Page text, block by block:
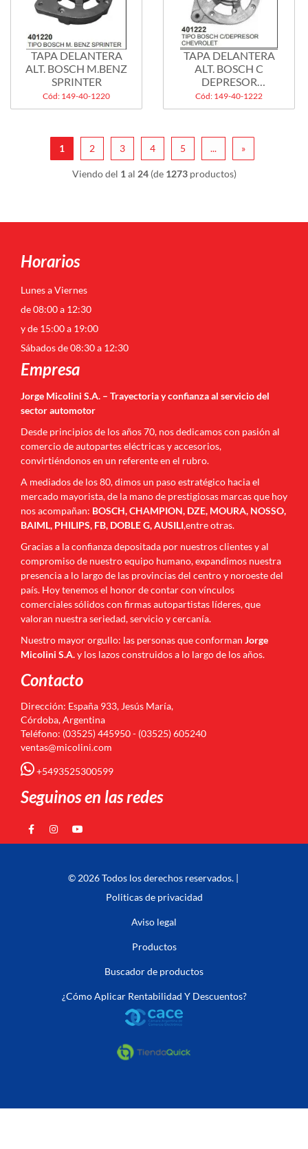
TAPA DELANTERA
ALT. BOSCH M.BENZ
SPRINTER
Cód: 149-40-1220
TAPA DELANTERA
ALT. BOSCH C
DEPRESOR
CHEVROLET
Cód: 149-40-1222
1 2 3 4 5 ... »
Viendo del 1 al 24(de 1273productos)
Horarios
Lunes a Viernes
de 08:00 a 12:30
y de 15:00 a 19:00
Sábados de 08:30 a 12:30
Empresa
Jorge Micolini S.A. – Trayectoria y confianza al servicio del
sector automotor
Desde principios de los años 70, nos dedicamos con pasión al
comercio de autopartes eléctricas y accesorios,
convirtiéndonos en un referente en el rubro.
A mediados de los 80, dimos un paso estratégico hacia el
mercado mayorista, de la mano de prestigiosas marcas que hoy
nos acompañan: BOSCH, CHAMPION, DZE, MOURA, NOSSO,
BAIML, PHILIPS, FB, DOBLE G, AUSILI,entre otras.
Gracias a la confianza depositada por nuestros clientes y al
compromiso de nuestro equipo humano, expandimos nuestra
presencia a lo largo de las provincias del centro y noroeste del
país. Hoy tenemos el honor de contar con vínculos
comerciales sólidos con firmas autopartistas líderes, que
valoran nuestra seriedad, servicio y cercanía.
Nuestro mayor orgullo: las personas que conforman Jorge
Micolini S.A.y los lazos construidos a lo largo de los años.
Contacto
Dirección: España 933, Jesús María,
Córdoba, Argentina
Teléfono: (03525) 445950 - (03525) 605240
ventas@micolini.com
+5493525300599
Seguinos en las redes
© 2026 Todos los derechos reservados. |
Politicas de privacidad
Aviso legal
Productos
Buscador de productos
¿Cómo Aplicar Rentabilidad Y Descuentos?